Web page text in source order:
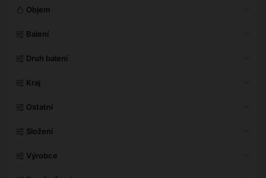
Objem
Balení
Druh balení
Kraj
Ostatní
Složení
Výrobce